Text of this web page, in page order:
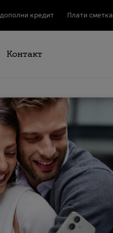
кредит Плати сметка
Контакт